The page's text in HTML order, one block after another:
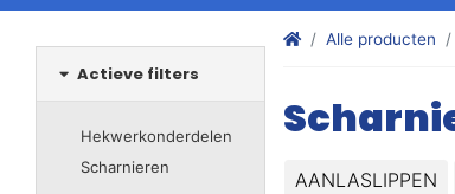
Actieve filters
Hekwerkonderdelen
Scharnieren
Stalen kokers,
Alle producten
AANLASLIPPEN